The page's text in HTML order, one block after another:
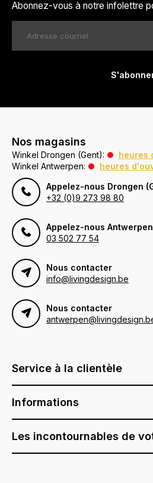
Abonnez-vous à notre infolettre
Nos magasins
Winkel Drongen (Gent):
heures
Winkel Antwerpen:
heures
Appelez-nous Drongen
+32 (0)9 273 98 80
Appelez-nous Antwerpen
03 502 77 54
Nous contacter
info@livingdesign.be
Nous contacter
Service à la clientèle
Informations
Les incontournables de